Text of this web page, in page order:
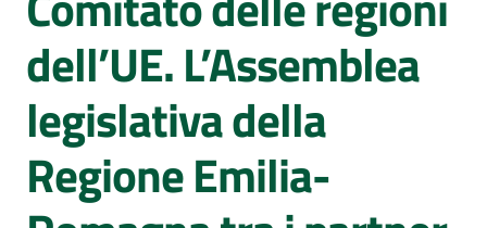
europea
Le
Sessioni
europee
Notizie
dell’UE. L’Assemblea
legislativa della
Regione Emilia-